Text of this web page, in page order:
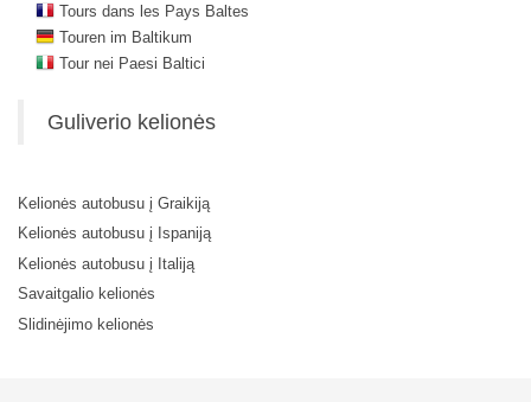
Tours dans les Pays Baltes
Touren im Baltikum
Tour nei Paesi Baltici
Guliverio kelionės
Kelionės autobusu į Graikiją
Kelionės autobusu į Ispaniją
Kelionės autobusu į Italiją
Savaitgalio kelionės
Slidinėjimo kelionės